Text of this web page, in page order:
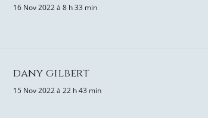
16 Nov 2022 à 8 h 33 min
dany gilbert
15 Nov 2022 à 22 h 43 min